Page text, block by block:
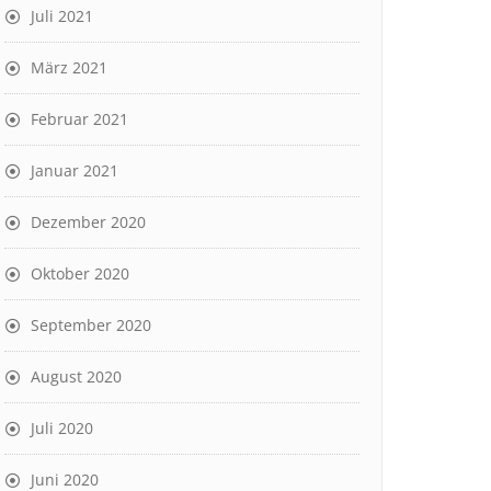
Juli 2021
März 2021
Februar 2021
Januar 2021
Dezember 2020
Oktober 2020
September 2020
August 2020
Juli 2020
Juni 2020